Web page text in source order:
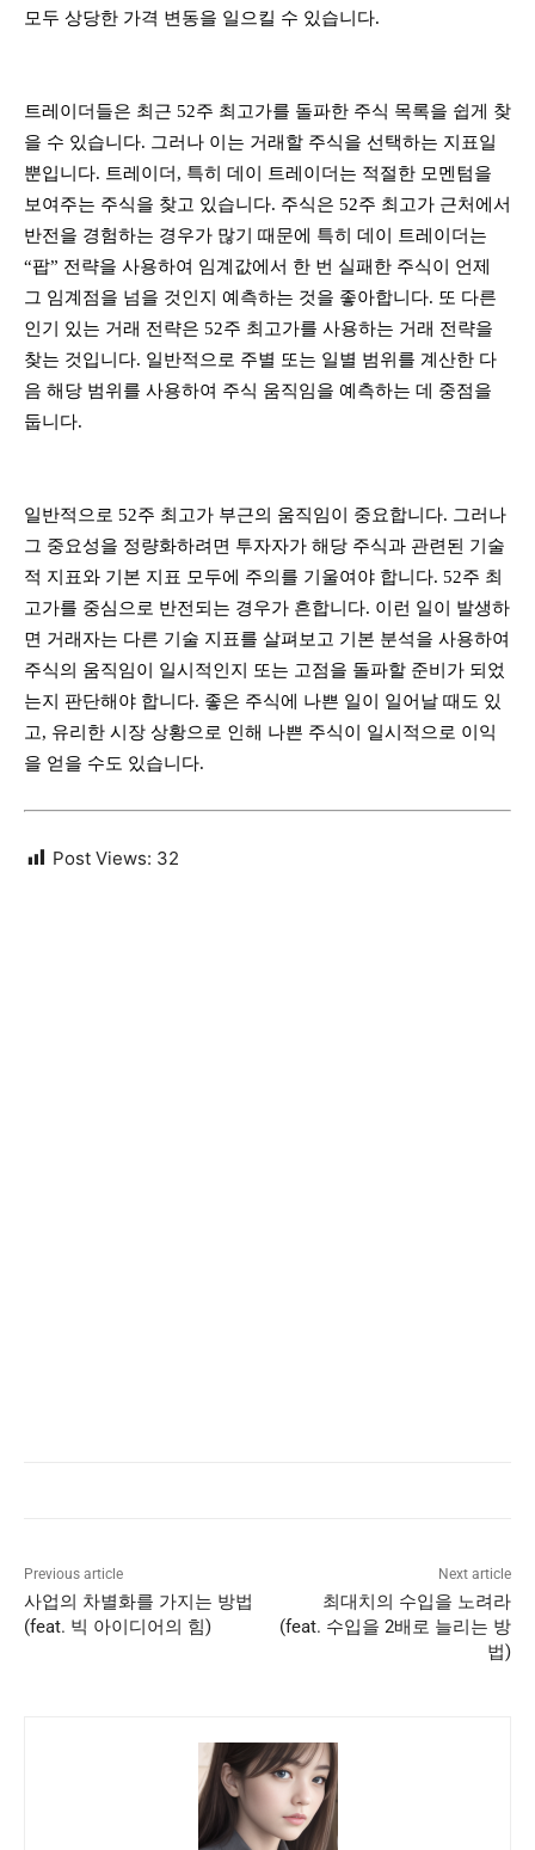
모두 상당한 가격 변동을 일으킬 수 있습니다.
트레이더들은 최근 52주 최고가를 돌파한 주식 목록을 쉽게 찾
을 수 있습니다. 그러나 이는 거래할 주식을 선택하는 지표일
뿐입니다. 트레이더, 특히 데이 트레이더는 적절한 모멘텀을
보여주는 주식을 찾고 있습니다. 주식은 52주 최고가 근처에서
반전을 경험하는 경우가 많기 때문에 특히 데이 트레이더는
“팝” 전략을 사용하여 임계값에서 한 번 실패한 주식이 언제
그 임계점을 넘을 것인지 예측하는 것을 좋아합니다. 또 다른
인기 있는 거래 전략은 52주 최고가를 사용하는 거래 전략을
찾는 것입니다. 일반적으로 주별 또는 일별 범위를 계산한 다
음 해당 범위를 사용하여 주식 움직임을 예측하는 데 중점을
둡니다.
일반적으로 52주 최고가 부근의 움직임이 중요합니다. 그러나
그 중요성을 정량화하려면 투자자가 해당 주식과 관련된 기술
적 지표와 기본 지표 모두에 주의를 기울여야 합니다. 52주 최
고가를 중심으로 반전되는 경우가 흔합니다. 이런 일이 발생하
면 거래자는 다른 기술 지표를 살펴보고 기본 분석을 사용하여
주식의 움직임이 일시적인지 또는 고점을 돌파할 준비가 되었
는지 판단해야 합니다. 좋은 주식에 나쁜 일이 일어날 때도 있
고, 유리한 시장 상황으로 인해 나쁜 주식이 일시적으로 이익
을 얻을 수도 있습니다.
Post Views: 32
Previous article
사업의 차별화를 가지는 방법
(feat. 빅 아이디어의 힘)
Next article
최대치의 수입을 노려라
(feat. 수입을 2배로 늘리는 방
법)